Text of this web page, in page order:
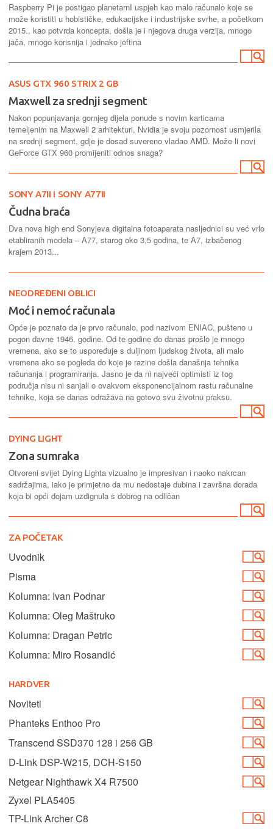
Raspberry Pi je postigao planetarnI uspjeh kao malo računalo koje se
može koristiti u hobističke, edukacijske i industrijske svrhe, a početkom
2015., kao potvrda koncepta, došla je i njegova druga verzija, mnogo
jača, mnogo korisnija i jednako jeftina
ASUS GTX 960 STRIX 2 GB
Maxwell za srednji segment
Nakon popunjavanja gornjeg dijela ponude s novim karticama
temeljenim na Maxwell 2 arhitekturi, Nvidia je svoju pozornost usmjerila
na srednji segment, gdje je dosad suvereno vladao AMD. Može li novi
GeForce GTX 960 promijeniti odnos snaga?
SONY A7II I SONY A77II
Čudna braća
Dva nova high end Sonyjeva digitalna fotoaparata nasljednici su već vrlo
etabliranih modela – A77, starog oko 3,5 godina, te A7, izbačenog
krajem 2013...
NEODREĐENI OBLICI
Moć i nemoć računala
Opće je poznato da je prvo računalo, pod nazivom ENIAC, pušteno u
pogon davne 1946. godine. Od te godine do danas prošlo je mnogo
vremena, ako se to uspoređuje s duljinom ljudskog života, ali malo
vremena ako se pogleda do koje je razine došla današnja tehnika
računanja i programiranja. Jasno je da ni najveći optimisti iz tog
područja nisu ni sanjali o ovakvom eksponencijalnom rastu računalne
tehnike, koja se danas odražava na gotovo svu životnu praksu.
DYING LIGHT
Zona sumraka
Otvoreni svijet Dying Lighta vizualno je impresivan i naoko nakrcan
sadržajima, iako je primjetno da mu nedostaje dubina i završna dorada
koja bi opći dojam uzdignula s dobrog na odličan
ZA POČETAK
Uvodnik
Pisma
Kolumna: Ivan Podnar
Kolumna: Oleg Maštruko
Kolumna: Dragan Petric
Kolumna: Miro Rosandić
HARDVER
Noviteti
Phanteks Enthoo Pro
Transcend SSD370 128 i 256 GB
D-Link DSP-W215, DCH-S150
Netgear Nighthawk X4 R7500
Zyxel PLA5405
TP-Link Archer C8